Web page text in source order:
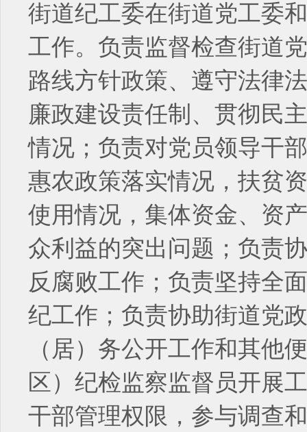
街道纪工委在街道党工委
工作。负责监督检查街道
路线方针政策、遵守法律
廉政建设责任制、贯彻民
情况；负责对党员领导干
惠农政策落实情况，扶贫
使用情况，集体资金、资
众利益的突出问题；负责
反腐败工作；负责坚持全
纪工作；负责协助街道党
（居）务公开工作和其他
区）纪检监察监督员开展
干部管理权限，参与调查